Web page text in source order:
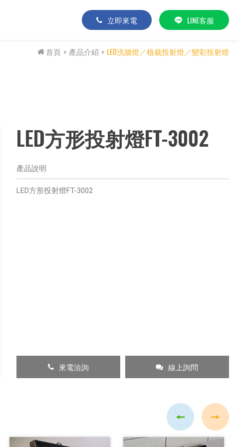
立即來電 LINE客服
首頁 產品介紹 LED洗牆燈／植栽投射燈／變彩投射燈
LED方形投射燈FT-3002
產品說明
LED方形投射燈FT-3002
來電洽詢 線上詢問